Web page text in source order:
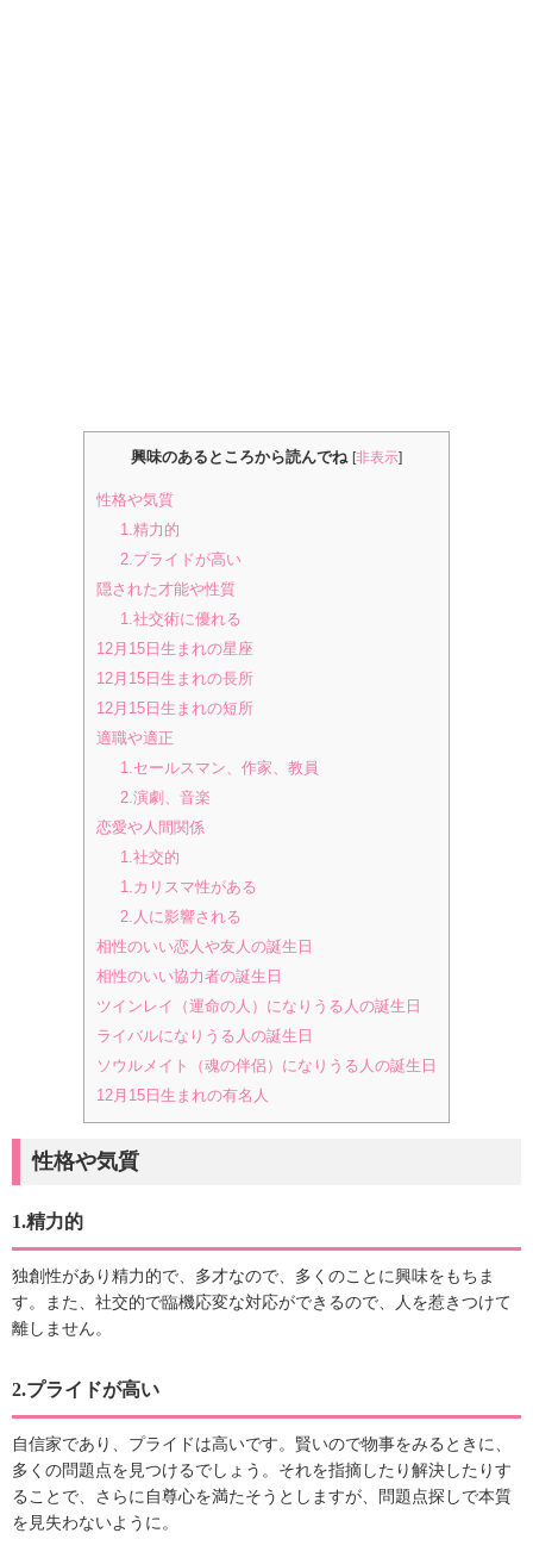
興味のあるところから読んでね [非表示]
性格や気質
1.精力的
2.プライドが高い
隠された才能や性質
1.社交術に優れる
12月15日生まれの星座
12月15日生まれの長所
12月15日生まれの短所
適職や適正
1.セールスマン、作家、教員
2.演劇、音楽
恋愛や人間関係
1.社交的
1.カリスマ性がある
2.人に影響される
相性のいい恋人や友人の誕生日
相性のいい協力者の誕生日
ツインレイ（運命の人）になりうる人の誕生日
ライバルになりうる人の誕生日
ソウルメイト（魂の伴侶）になりうる人の誕生日
12月15日生まれの有名人
性格や気質
1.精力的
独創性があり精力的で、多才なので、多くのことに興味をもちま
す。また、社交的で臨機応変な対応ができるので、人を惹きつけて
離しません。
2.プライドが高い
自信家であり、プライドは高いです。賢いので物事をみるときに、
多くの問題点を見つけるでしょう。それを指摘したり解決したりす
ることで、さらに自尊心を満たそうとしますが、問題点探しで本質
を見失わないように。